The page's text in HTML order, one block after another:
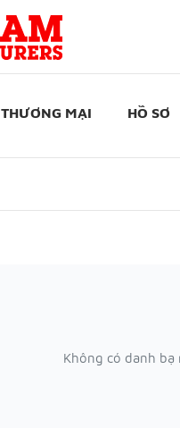
THƯƠNG MẠI HỒ SƠ
Không có danh bạ